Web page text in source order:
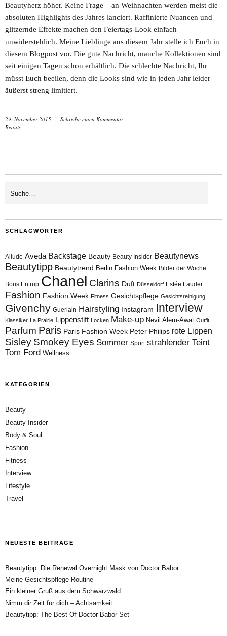
Beautyherz höher. Keine Frage – an Weihnachten werden meist die
absoluten Highlights des Jahres lanciert. Raffinierte Nuancen und
glitzernde Effekte machen den Feiertags-Look einfach
unwiderstehlich. Meine Lieblinge aus diesem Jahr stelle ich Euch in
diesem Blogpost vor. Die gute Nachricht, manche Kollektionen sind
seit einigen Tagen schon erhältlich. Die schlechte Nachricht, Ihr
müsst Euch beeilen, denn die Looks sind wie in jeden Jahr leider
äußerst streng limitiert.
29. November 2015
Schreibe einen Kommentar
Beauty
SCHLAGWÖRTER
Allude Aveda Backstage Beauty Beauty Insider Beautynews
Beautytipp Beautytrend Berlin Fashion Week Bilder der Woche
Boris Entrup Chanel Clarins Duft Düsseldorf Estée Lauder
Fashion Fashion Week Fitness Gesichtspflege Gesichtsreinigung
Givenchy Guerlain Hairstyling Instagram Interview
Klassiker La Prairie Lippenstift Locken Make-up Nevil Alem-Awat Outfit
Parfum Paris Paris Fashion Week Peter Philips rote Lippen
Sisley Smokey Eyes Sommer Sport strahlender Teint
Tom Ford Wellness
KATEGORIEN
Beauty
Beauty Insider
Body & Soul
Fashion
Fitness
Interview
Lifestyle
Travel
NEUESTE BEITRÄGE
Beautytipp: Die Renewal Overnight Mask von Doctor Babor
Meine Gesichtspflege Routine
Ein kleiner Gruß aus dem Schwarzwald
Nimm dir Zeit für dich – Achtsamkeit
Beautytipp: The Best Of Doctor Babor Set